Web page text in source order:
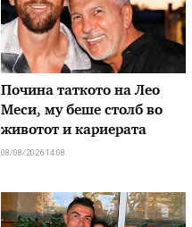
Почина таткото на Лео
Меси, му беше столб во
животот и кариерата
08/08/2026 14:08